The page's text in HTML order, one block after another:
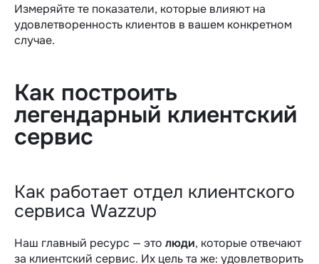
Измеряйте те показатели, которые влияют на
удовлетворенность клиентов в вашем конкретном
случае.
Как построить
легендарный клиентский
сервис
Как работает отдел клиентского
сервиса Wazzup
Наш главный ресурс — это люди, которые отвечают
за клиентский сервис. Их цель та же: удовлетворить